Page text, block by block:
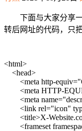
下面与大家分享一
转后网址的代码，只
<html>
<head>
<meta http-equiv=
<meta HTTP-
<meta name=
<link rel="icon"
<title>X-
<frameset